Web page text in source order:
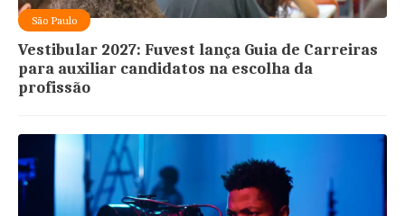
São Paulo
Vestibular 2027: Fuvest lança Guia de Carreiras
para auxiliar candidatos na escolha da
profissão